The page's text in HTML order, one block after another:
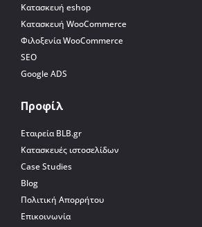
Κατασκευή eshop
Κατασκευή WooCommerce
Φιλοξενία WooCommerce
SEO
Google ADS
Προφίλ
Εταιρεία BLB.gr
Κατασκευές ιστοσελίδων
Case Studies
Blog
Πολιτική Απορρήτου
Επικοινωνία